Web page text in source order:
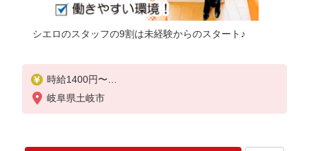
シエロのスタッフの9割は未経験からのスタート♪
時給1400円〜
※残業代支給
★交通費別途支給（規定あり）
入社祝い金10万円支給(規定有)
岐阜県土岐市